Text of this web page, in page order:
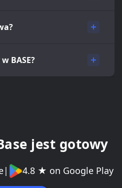
BASE?
jest gotowy
| 4.8 ★ on Google Play